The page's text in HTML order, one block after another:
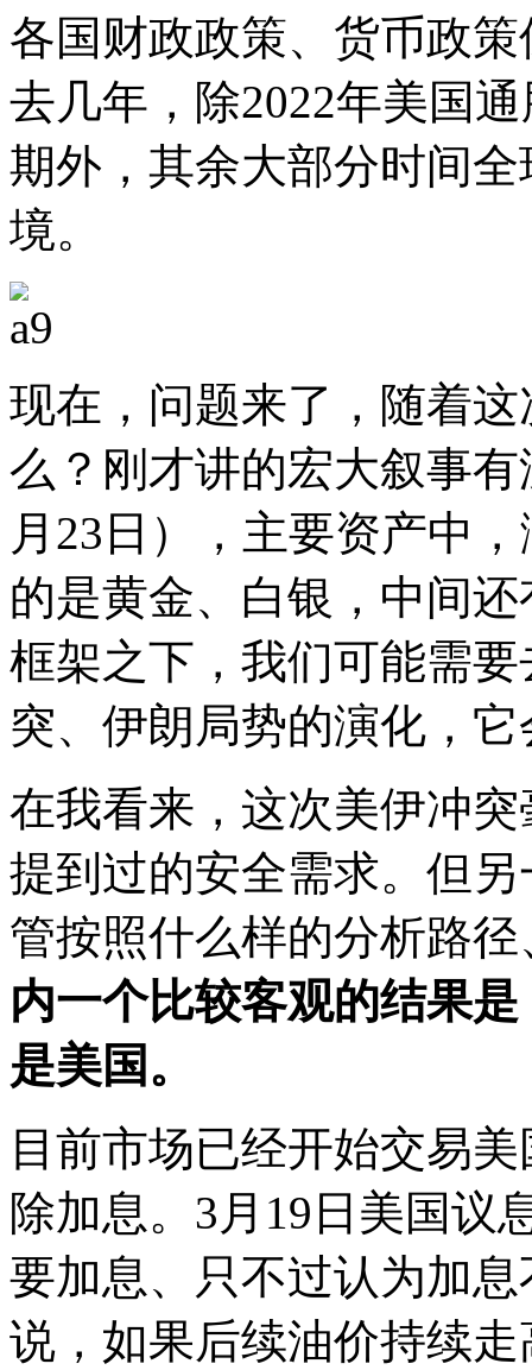
各国财政政策、货币政
去几年，除2022年美国
期外，其余大部分时间
境。
现在，问题来了，随着
么？刚才讲的宏大叙事
月23日），主要资产中
的是黄金、白银，中间
框架之下，我们可能需
突、伊朗局势的演化，
在我看来，这次美伊冲
提到过的安全需求。但
管按照什么样的分析路
内一个比较客观的结果
是美国。
目前市场已经开始交易
除加息。3月19日美国议
要加息、只不过认为加
说，如果后续油价持续